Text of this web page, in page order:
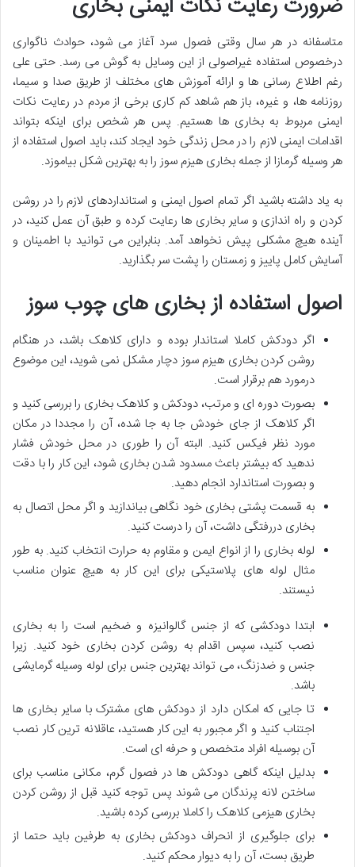
ضرورت رعایت نکات ایمنی بخاری
متاسفانه در هر سال وقتی فصول سرد آغاز می شود، حوادث ناگواری
درخصوص استفاده غیراصولی از این وسایل به گوش می رسد. حتی علی
رغم اطلاع رسانی ها و ارائه آموزش های مختلف از طریق صدا و سیما،
روزنامه ها، و غیره، باز هم شاهد کم کاری برخی از مردم در رعایت نکات
ایمنی مربوط به بخاری ها هستیم. پس هر شخص برای اینکه بتواند
اقدامات ایمنی لازم را در محل زندگی خود ایجاد کند، باید اصول استفاده از
هر وسیله گرمازا از جمله بخاری هیزم سوز را به بهترین شکل بیاموزد.
به یاد داشته باشید اگر تمام اصول ایمنی و استانداردهای لازم را در روشن
کردن و راه اندازی و سایر بخاری ها رعایت کرده و طبق آن عمل کنید، در
آینده هیچ مشکلی پیش نخواهد آمد. بنابراین می توانید با اطمینان و
آسایش کامل پاییز و زمستان را پشت سر بگذارید.
اصول استفاده از بخاری های چوب سوز
اگر دودکش کاملا استاندار بوده و دارای کلاهک باشد، در هنگام
روشن کردن بخاری هیزم سوز دچار مشکل نمی شوید، این موضوع
درمورد هم برقرار است.
بصورت دوره ای و مرتب، دودکش و کلاهک بخاری را بررسی کنید و
اگر کلاهک از جای خودش جا به جا شده، آن را مجددا در مکان
مورد نظر فیکس کنید. البته آن را طوری در محل خودش فشار
ندهید که بیشتر باعث مسدود شدن بخاری شود، این کار را با دقت
و بصورت استاندارد انجام دهید.
به قسمت پشتی بخاری خود نگاهی بیاندازید و اگر محل اتصال به
بخاری دررفتگی داشت، آن را درست کنید.
لوله بخاری را از انواع ایمن و مقاوم به حرارت انتخاب کنید. به طور
مثال لوله های پلاستیکی برای این کار به هیچ عنوان مناسب
نیستند.
ابتدا دودکشی که از جنس گالوانیزه و ضخیم است را به بخاری
نصب کنید، سپس اقدام به روشن کردن بخاری خود کنید. زیرا
جنس و ضدزنگ، می تواند بهترین جنس برای لوله وسیله گرمایشی
باشد.
تا جایی که امکان دارد از دودکش های مشترک با سایر بخاری ها
اجتناب کنید و اگر مجبور به این کار هستید، عاقلانه ترین کار نصب
آن بوسیله افراد متخصص و حرفه ای است.
بدلیل اینکه گاهی دودکش ها در فصول گرم، مکانی مناسب برای
ساختن لانه پرندگان می شوند پس توجه کنید قبل از روشن کردن
بخاری هیزمی کلاهک را کاملا بررسی کرده باشید.
برای جلوگیری از انحراف دودکش بخاری به طرفین باید حتما از
طریق بست، آن را به دیوار محکم کنید.